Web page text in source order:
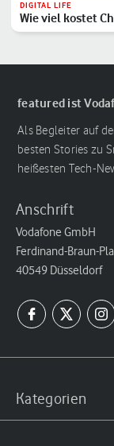
DIGITAL LIFE
Wie viel kostet
featured ist
Als Begleiter auf
besten Stories zu
heißesten Tech-
Anschrift
Vodafone GmbH
Ferdinand-Braun-
40549 Düsseldorf
Kategorien